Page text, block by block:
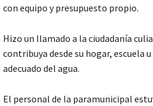
con equipo y presupuesto propio.
Hizo un llamado a la ciudadanía
contribuya desde su hogar, escuela
adecuado del agua.
El personal de la paramunicipal